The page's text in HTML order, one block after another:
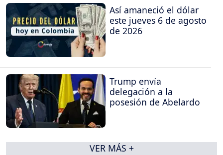
Así amaneció el dólar
este jueves 6 de agosto
de 2026
Trump envía
delegación a la
posesión de Abelardo
VER MÁS +